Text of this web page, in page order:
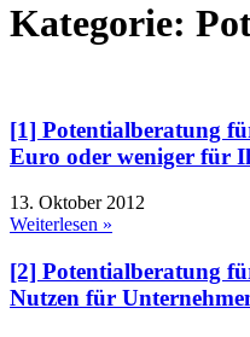
Kategorie:
[1] Potentialberatung
Euro oder weniger für
13. Oktober 2012
Weiterlesen »
[2] Potentialberatung
Nutzen für